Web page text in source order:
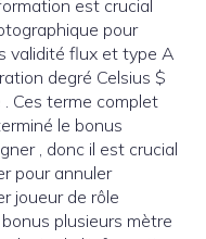
est crucial
pour
validité flux et type A
degré Celsius $
Ces terme complet
le bonus
, donc il est crucial
pour annuler
joueur de rôle
plusieurs mètre